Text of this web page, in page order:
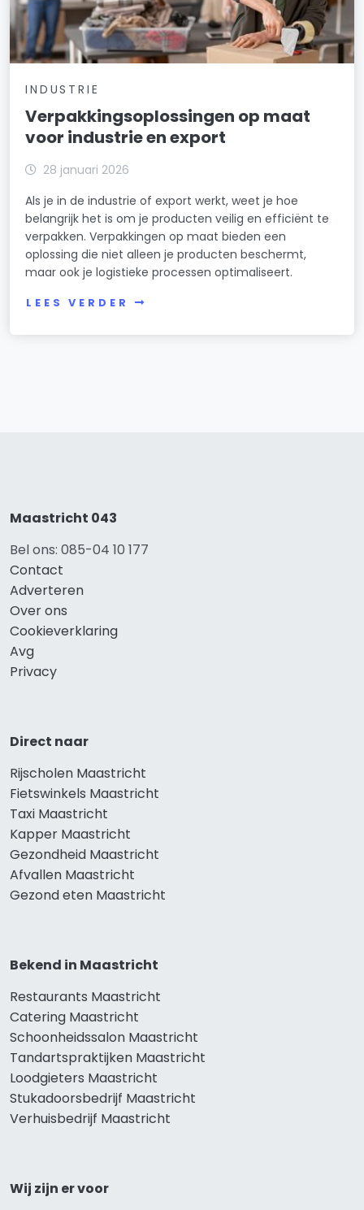
INDUSTRIE
Verpakkingsoplossingen op maat
voor industrie en export
28 januari 2026
Als je in de industrie of export werkt, weet je hoe
belangrijk het is om je producten veilig en efficiënt te
verpakken. Verpakkingen op maat bieden een
oplossing die niet alleen je producten beschermt,
maar ook je logistieke processen optimaliseert.
LEES VERDER
Maastricht 043
Bel ons: 085-04 10 177
Contact
Adverteren
Over ons
Cookieverklaring
Avg
Privacy
Direct naar
Rijscholen Maastricht
Fietswinkels Maastricht
Taxi Maastricht
Kapper Maastricht
Gezondheid Maastricht
Afvallen Maastricht
Gezond eten Maastricht
Bekend in Maastricht
Restaurants Maastricht
Catering Maastricht
Schoonheidssalon Maastricht
Tandartspraktijken Maastricht
Loodgieters Maastricht
Stukadoorsbedrijf Maastricht
Verhuisbedrijf Maastricht
Wij zijn er voor